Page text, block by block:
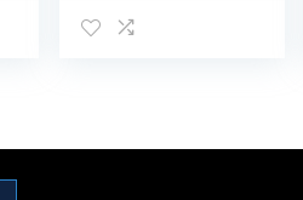
era’s Geschikt
X166 2012-2019